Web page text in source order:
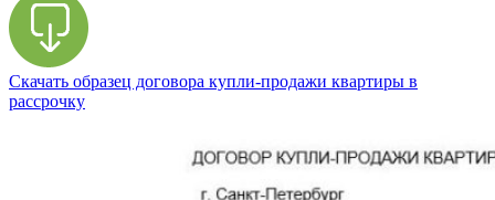
Скачать образец договора купли-продажи квартиры в
рассрочку